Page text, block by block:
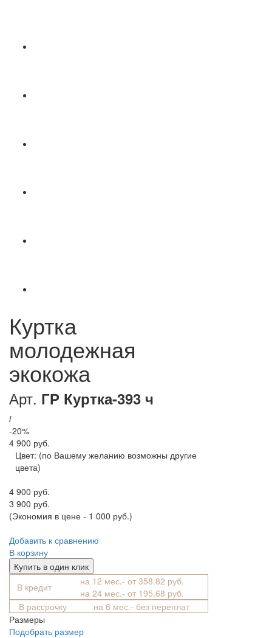
Куртка
молодежная
экокожа
Арт. ГР Куртка-393 ч
i
-20%
4 900 руб.
Цвет: (по Вашему желанию возможны другие
цвета)
4 900 руб.
3 900 руб.
(Экономия в цене - 1 000 руб.)
Добавить к сравнению
В корзину
Купить в один клик
В кредит
на 12 мес.- от 358.82 руб.
на 24 мес.- от 195.68 руб.
В рассрочку
на 6 мес.- без переплат
Размеры
Подобрать размер